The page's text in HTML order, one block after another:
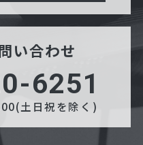
い合わせ
6251
土日祝を除く)